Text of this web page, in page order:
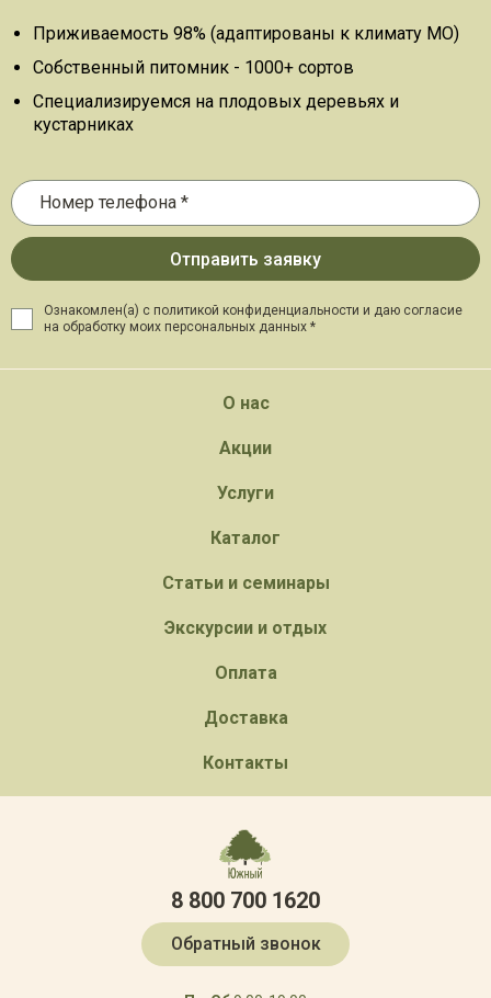
Приживаемость 98% (адаптированы к климату МО)
Собственный питомник - 1000+ сортов
Специализируемся на плодовых деревьях и
кустарниках
Ознакомлен(а) с политикой конфиденциальности и даю согласие
на обработку моих персональных данных *
О нас
Акции
Услуги
Каталог
Статьи и семинары
Экскурсии и отдых
Оплата
Доставка
Контакты
8 800 700 1620
Обратный звонок